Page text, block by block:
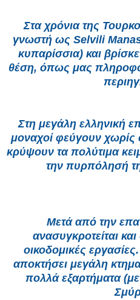
Στα χρόνια της
γνωστή ως Selvili
κυπαρίσσια) και
θέση, όπως μας
Στη μεγάλη ελληνική
μοναχοί φεύγουν
κρύψουν τα πολύτιμα
την πυρπόλησή
Μετά από την
ανασυγκροτείται
οικοδομικές
αποκτήσει μεγάλη
πολλά εξαρτήματα